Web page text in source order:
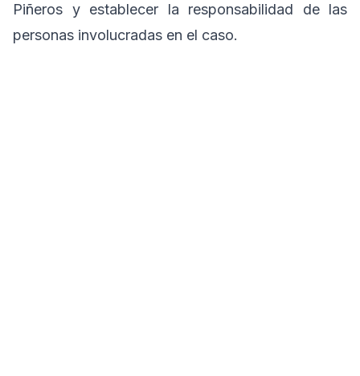
Piñeros y establecer la responsabilidad de las
personas involucradas en el caso.